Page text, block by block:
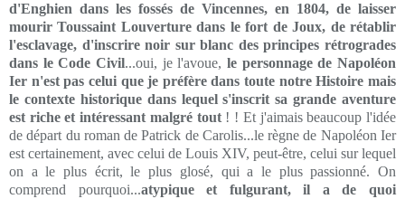
d'Enghien dans les fossés de Vincennes, en 1804, de laisser
mourir Toussaint Louverture dans le fort de Joux, de rétablir
l'esclavage, d'inscrire noir sur blanc des principes rétrogrades
dans le Code Civil...oui, je l'avoue, le personnage de Napoléon
Ier n'est pas celui que je préfère dans toute notre Histoire mais
le contexte historique dans lequel s'inscrit sa grande aventure
est riche et intéressant malgré tout! ! Et j'aimais beaucoup l'idée
de départ du roman de Patrick de Carolis...le règne de Napoléon Ier
est certainement, avec celui de Louis XIV, peut-être, celui sur lequel
on a le plus écrit, le plus glosé, qui a le plus passionné. On
comprend pourquoi...atypique et fulgurant, il a de quoi